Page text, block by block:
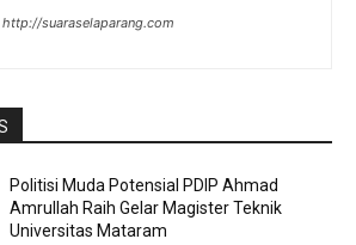
http://suaraselaparang.com
Politisi Muda Potensial PDIP Ahmad
Amrullah Raih Gelar Magister Teknik
Universitas Mataram